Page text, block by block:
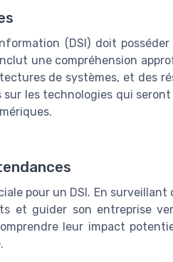
(DSI) doit
une compréhension
de systèmes, et des
sur les technologies qui
pour un DSI. En
et guider son entreprise
leur impact